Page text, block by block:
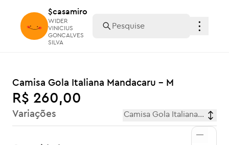
$casamiro
WIDER
VINICIUS
GONCALVES
SILVA
$casamiro
WIDER
VINICIUS
GONCALVES
SILVA
Camisa Gola Italiana Mandacaru - M
R$ 260,00
Variações Camisa Gola Italiana